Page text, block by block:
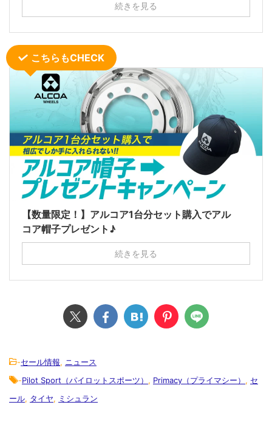
続きを見る
こちらもCHECK
【数量限定！】アルコア1台分セット購入でアル
コア帽子プレゼント♪
続きを見る
-セール情報, ニュース
-Pilot Sport（パイロットスポーツ） , Primacy（プライマシー） , セ
ール, タイヤ, ミシュラン